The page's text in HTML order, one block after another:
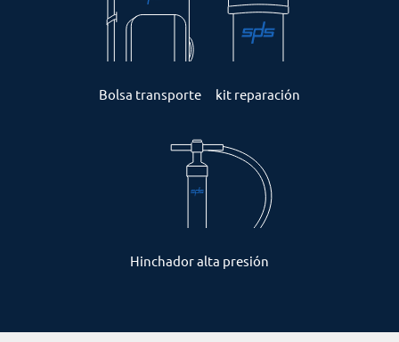
Bolsa transporte kit reparación
Hinchador alta presión